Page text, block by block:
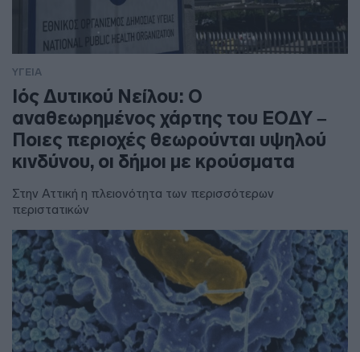
ΥΓΕΙΑ
Ιός Δυτικού Νείλου: Ο
αναθεωρημένος χάρτης του ΕΟΔΥ –
Ποιες περιοχές θεωρούνται υψηλού
κινδύνου, οι δήμοι με κρούσματα
Στην Αττική η πλειονότητα των περισσότερων
περιστατικών